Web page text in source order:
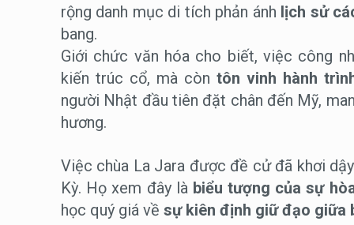
rộng danh mục di tích phản ánh lịch sử
bang.
Giới chức văn hóa cho biết, việc công
kiến trúc cổ, mà còn tôn vinh hành
người Nhật đầu tiên đặt chân đến Mỹ,
hương.
Việc chùa La Jara được đề cử đã khơi
Kỳ. Họ xem đây là biểu tượng của sự
học quý giá về sự kiên định giữ đạo giữa